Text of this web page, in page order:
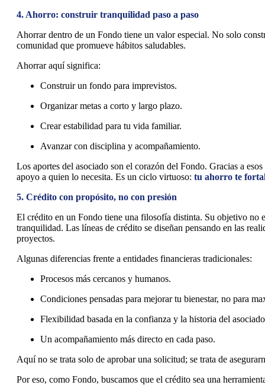
4. Ahorro: construir tranquilidad paso a paso
Ahorrar dentro de un Fondo tiene un valor especial. No solo
comunidad que promueve hábitos saludables.
Ahorrar aquí significa:
Construir un fondo para imprevistos.
Organizar metas a corto y largo plazo.
Crear estabilidad para tu vida familiar.
Avanzar con disciplina y acompañamiento.
Los aportes del asociado son el corazón del Fondo. Gracias a
apoyo a quien lo necesita. Es un ciclo virtuoso: tu ahorro te
5. Crédito con propósito, no con presión
El crédito en un Fondo tiene una filosofía distinta. Su objetivo no
tranquilidad. Las líneas de crédito se diseñan pensando en las
proyectos.
Algunas diferencias frente a entidades financieras tradicionales:
Procesos más cercanos y humanos.
Condiciones pensadas para mejorar tu bienestar, no para
Flexibilidad basada en la confianza y la historia del
Un acompañamiento más directo en cada paso.
Aquí no se trata solo de aprobar una solicitud; se trata de
Por eso, como Fondo, buscamos que el crédito sea una